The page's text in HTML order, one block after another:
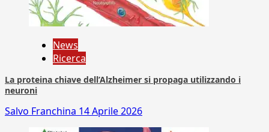
News
Ricerca
La proteina chiave dell’Alzheimer si propaga utilizzando i
neuroni
Salvo Franchina 14 Aprile 2026